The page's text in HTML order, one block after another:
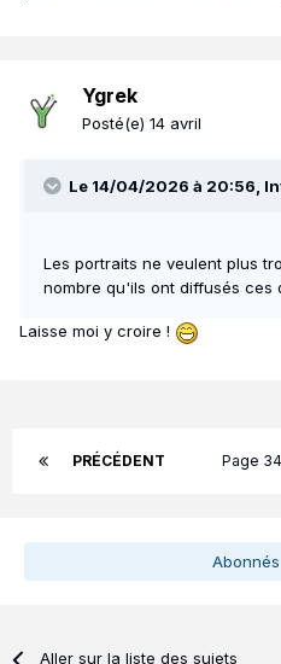
Ygrek
Posté(e) 14 avril
Le 14/04/2026 à 20:56,
Les portraits ne veulent plus
nombre qu'ils ont diffusés ces
Laisse moi y croire !
PRÉCÉDENT Page
Abonnés
Aller sur la liste des sujets